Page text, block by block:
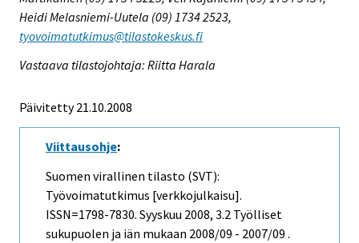
Heidi Melasniemi-Uutela (09) 1734 2523,
tyovoimatutkimus@tilastokeskus.fi
Vastaava tilastojohtaja: Riitta Harala
Päivitetty 21.10.2008
Viittausohje:
Suomen virallinen tilasto (SVT):
Työvoimatutkimus [verkkojulkaisu].
ISSN=1798-7830. Syyskuu 2008, 3.2 Työlliset
sukupuolen ja iän mukaan 2008/09 - 2007/09 .